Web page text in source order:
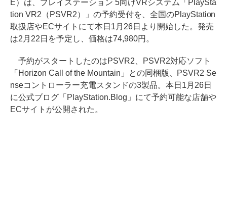
E）は、プレイステーション 5向けVRシステム「PlaySta
tion VR2（PSVR2）」の予約受付を、全国のPlayStation
取扱店やECサイトにて本日1月26日より開始した。発売
は2月22日を予定し、価格は74,980円。
予約がスタートしたのはPSVR2、PSVR2対応ソフト
「Horizon Call of the Mountain」との同梱版、PSVR2 Se
nseコントローラー充電スタンドの3製品。本日1月26日
に公式ブログ「PlayStation.Blog」にて予約可能な店舗や
ECサイトが公開された。